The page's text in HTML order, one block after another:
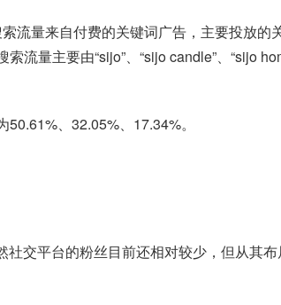
量来自付费的关键词广告，主要投放的
流量主要由“sijo”、“sijo candle”、“sijo
、32.05%、17.34%。
交平台的粉丝目前还相对较少，但从其布